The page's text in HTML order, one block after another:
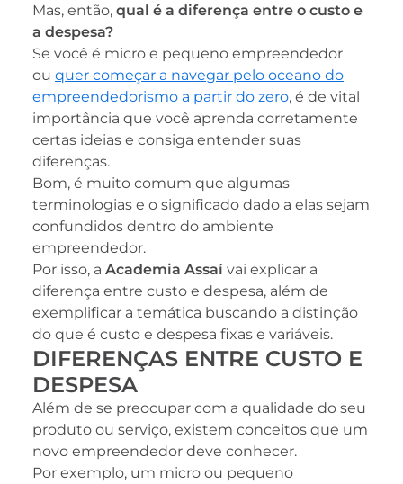
Mas, então, qual é a diferença entre o custo e
a despesa?
Se você é micro e pequeno empreendedor
ou quer começar a navegar pelo oceano do
empreendedorismo a partir do zero, é de vital
importância que você aprenda corretamente
certas ideias e consiga entender suas
diferenças.
Bom, é muito comum que algumas
terminologias e o significado dado a elas sejam
confundidos dentro do ambiente
empreendedor.
Por isso, a Academia Assaí vai explicar a
diferença entre custo e despesa, além de
exemplificar a temática buscando a distinção
do que é custo e despesa fixas e variáveis.
DIFERENÇAS ENTRE CUSTO E
DESPESA
Além de se preocupar com a qualidade do seu
produto ou serviço, existem conceitos que um
novo empreendedor deve conhecer.
Por exemplo, um micro ou pequeno